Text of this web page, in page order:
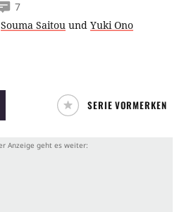
7
Souma Saitou und Yuki Ono
SERIE VORMERKEN